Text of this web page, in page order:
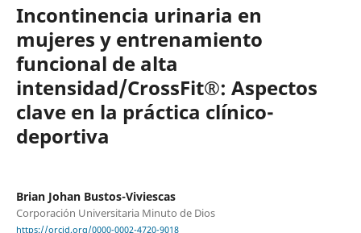
Incontinencia urinaria en
mujeres y entrenamiento
funcional de alta
intensidad/CrossFit®: Aspectos
clave en la práctica clínico-
deportiva
Brian Johan Bustos-Viviescas
Corporación Universitaria Minuto de Dios
https://orcid.org/0000-0002-4720-9018